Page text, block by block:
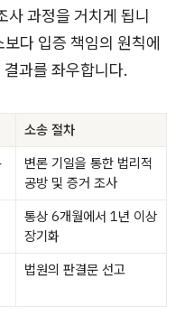
사 과정을 거치게 됩니
다 입증 책임의 원칙에
과를 좌우합니다.
소송 절차
변론 기일을 통한 법리적
공방 및 증거 조사
통상 6개월에서 1년 이상
장기화
법원의 판결문 선고